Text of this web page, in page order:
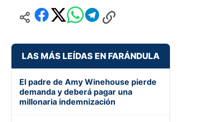
LAS MÁS LEÍDAS EN FARÁNDULA
El padre de Amy Winehouse pierde
demanda y deberá pagar una
millonaria indemnización